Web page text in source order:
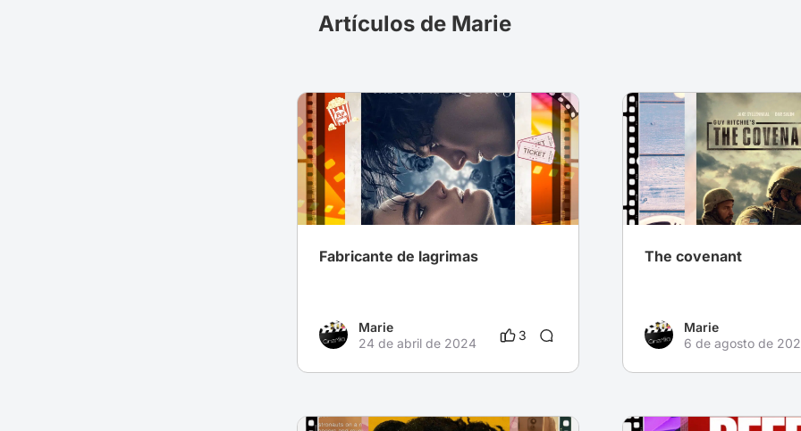
Artículos de Marie
Fabricante de lagrimas
Marie
24 de abril de 2024
3
The covenant
Marie
6 de agosto de